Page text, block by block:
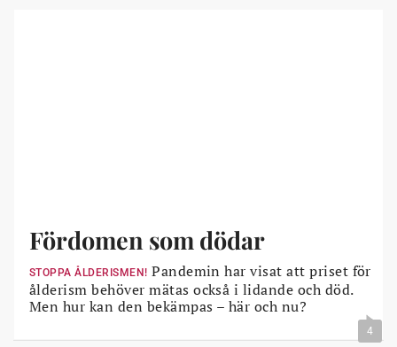
Fördomen som dödar
STOPPA ÅLDERISMEN! Pandemin har visat att priset för
ålderism behöver mätas också i lidande och död.
Men hur kan den bekämpas – här och nu?
4